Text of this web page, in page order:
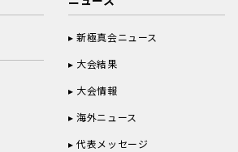
新極真会ニュース
大会結果
大会情報
海外ニュース
代表メッセージ